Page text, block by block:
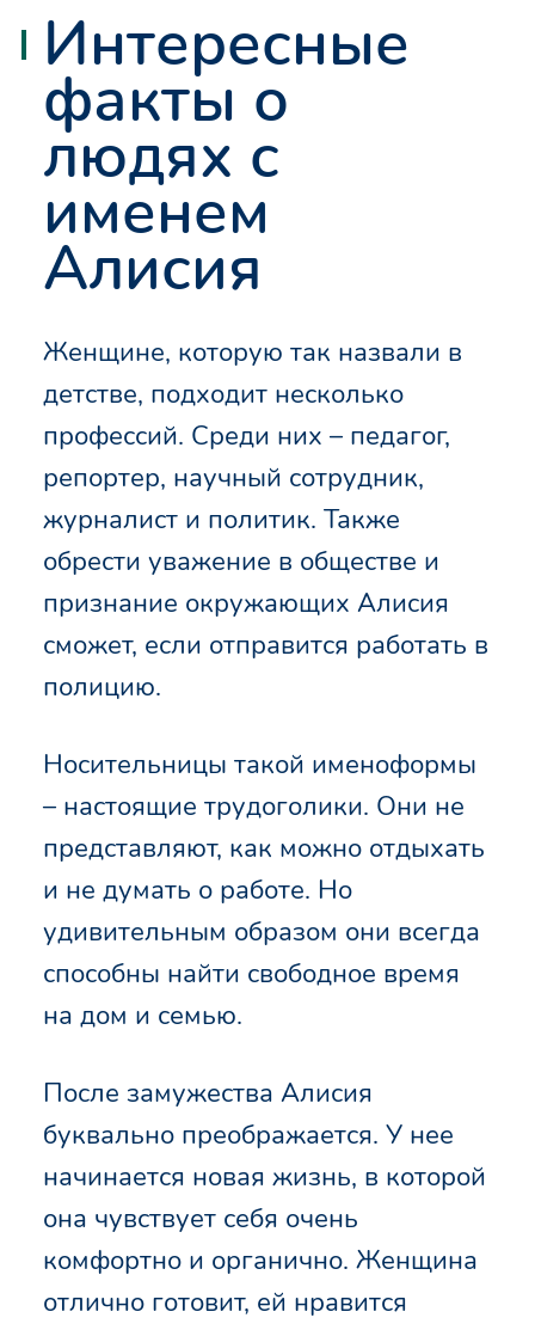
Интересные
факты о
людях с
именем
Алисия
Женщине, которую так назвали в
детстве, подходит несколько
профессий. Среди них – педагог,
репортер, научный сотрудник,
журналист и политик. Также
обрести уважение в обществе и
признание окружающих Алисия
сможет, если отправится работать в
полицию.
Носительницы такой именоформы
– настоящие трудоголики. Они не
представляют, как можно отдыхать
и не думать о работе. Но
удивительным образом они всегда
способны найти свободное время
на дом и семью.
После замужества Алисия
буквально преображается. У нее
начинается новая жизнь, в которой
она чувствует себя очень
комфортно и органично. Женщина
отлично готовит, ей нравится